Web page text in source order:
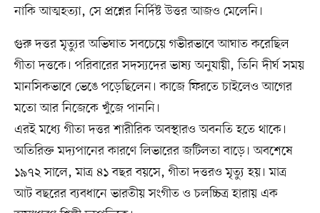
নাকি আত্মহত্যা, সে প্রশ্নের নির্দিষ্ট উত্তর আজও মেলেনি।
গুরু দত্তর মৃত্যুর অভিঘাত সবচেয়ে গভীরভাবে আঘাত করেছিল
গীতা দত্তকে। পরিবারের সদস্যদের ভাষ্য অনুযায়ী, তিনি দীর্ঘ সময়
মানসিকভাবে ভেঙে পড়েছিলেন। কাজে ফিরতে চাইলেও আগের
মতো আর নিজেকে খুঁজে পাননি।
এরই মধ্যে গীতা দত্তর শারীরিক অবস্থারও অবনতি হতে থাকে।
অতিরিক্ত মদ্যপানের কারণে লিভারের জটিলতা বাড়ে। অবশেষে
১৯৭২ সালে, মাত্র ৪১ বছর বয়সে, গীতা দত্তরও মৃত্যু হয়। মাত্র
আট বছরের ব্যবধানে ভারতীয় সংগীত ও চলচ্চিত্র হারায় এক